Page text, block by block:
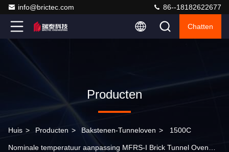
info@brictec.com 86--18182622677
Chatten
Producten
Huis > Producten > Bakstenen-Tunneloven > 1500C
Nominale temperatuur aanpassing MFRS-I Brick Tunnel Oven